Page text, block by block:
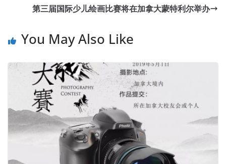
第三届国际少儿绘画比赛将在加拿大蒙特利尔举办
You May Also Like